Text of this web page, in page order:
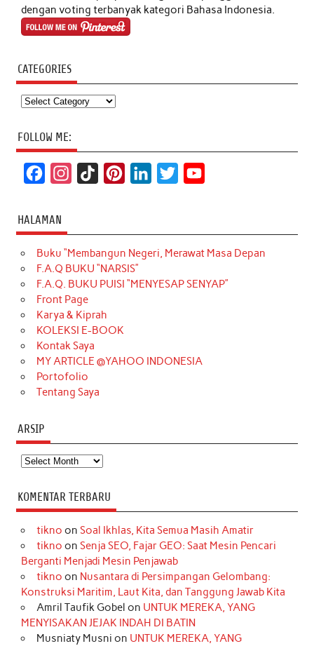
dengan voting terbanyak kategori Bahasa Indonesia.
CATEGORIES
Categories
FOLLOW ME:
c
e
b
o
o
k
t
a
g
r
a
m
T
o
k
t
e
r
k
e
d
t
t
e
T
u
b
HALAMAN
Buku “Membangun Negeri, Merawat Masa Depan
F.A.Q BUKU “NARSIS”
F.A.Q. BUKU PUISI “MENYESAP SENYAP”
Front Page
Karya & Kiprah
KOLEKSI E-BOOK
Kontak Saya
MY ARTICLE @YAHOO INDONESIA
Portofolio
Tentang Saya
ARSIP
Arsip
KOMENTAR TERBARU
tikno on Soal Ikhlas, Kita Semua Masih Amatir
tikno on Senja SEO, Fajar GEO: Saat Mesin Pencari
Berganti Menjadi Mesin Penjawab
tikno on Nusantara di Persimpangan Gelombang:
Konstruksi Maritim, Laut Kita, dan Tanggung Jawab Kita
Amril Taufik Gobel on UNTUK MEREKA, YANG
MENYISAKAN JEJAK INDAH DI BATIN
Musniaty Musni on UNTUK MEREKA, YANG